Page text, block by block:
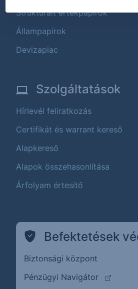
Strukturált értékpapírok
Állampapírok
Devizapiac
Szolgáltatások
Hírlevél feliratkozás
Certifikát és warrant kereső
Alapkereső
Alapok összehasonlítása
Árfolyam értesítő
Befektetések
Biztonsági központ
Pénzügyi Navigátor
(külső